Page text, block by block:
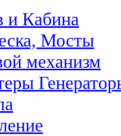
и Кабина
Мосты
механизм